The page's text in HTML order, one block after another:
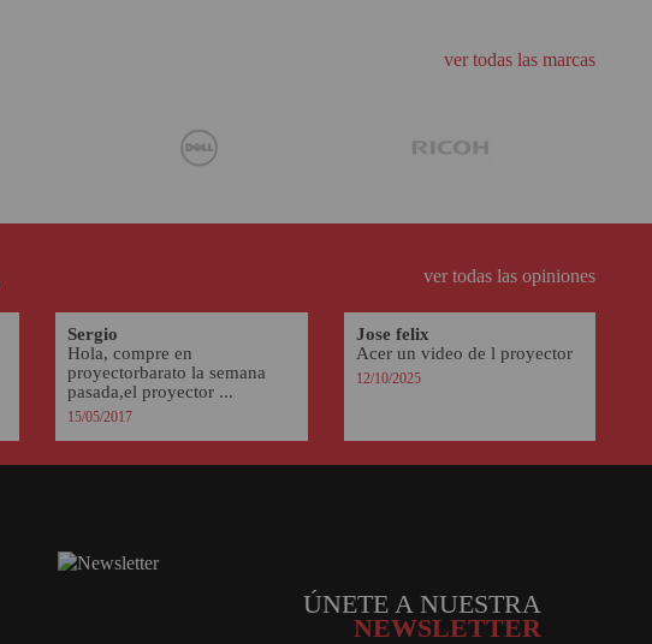
ver todas las marcas
ver todas las opiniones
Sergio
Hola, compre en
proyectorbarato la semana
pasada,el proyector ...
15/05/2017
Jose felix
Acer un video de l proyector
12/10/2025
ÚNETE A NUESTRA
NEWSLETTER